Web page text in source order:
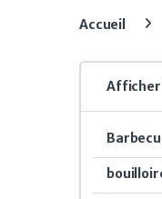
Accueil
Afficher